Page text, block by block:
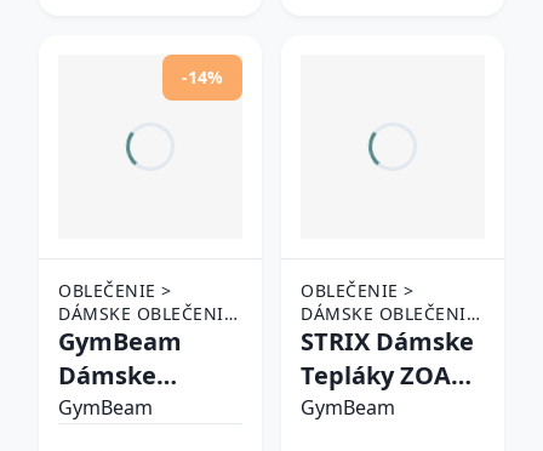
-14%
OBLEČENIE >
DÁMSKE OBLEČENIE
> TEPLÁKY A
NOHAVICE
GymBeam
Dámske
tepláky
GymBeam
OBLEČENIE >
DÁMSKE OBLEČENIE
> TEPLÁKY A
STRIX Dámske
Tepláky ZOA
Smoke S
GymBeam